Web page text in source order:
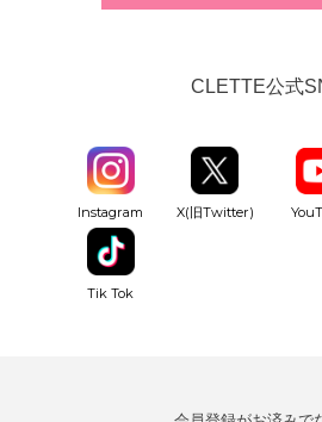
CLETTE公式
Instagram X(旧Twitter)
Tik Tok